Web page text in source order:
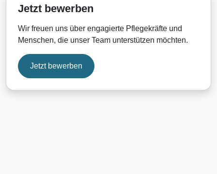
Jetzt bewerben
Wir freuen uns über engagierte Pflegekräfte und
Menschen, die unser Team unterstützen möchten.
Jetzt bewerben